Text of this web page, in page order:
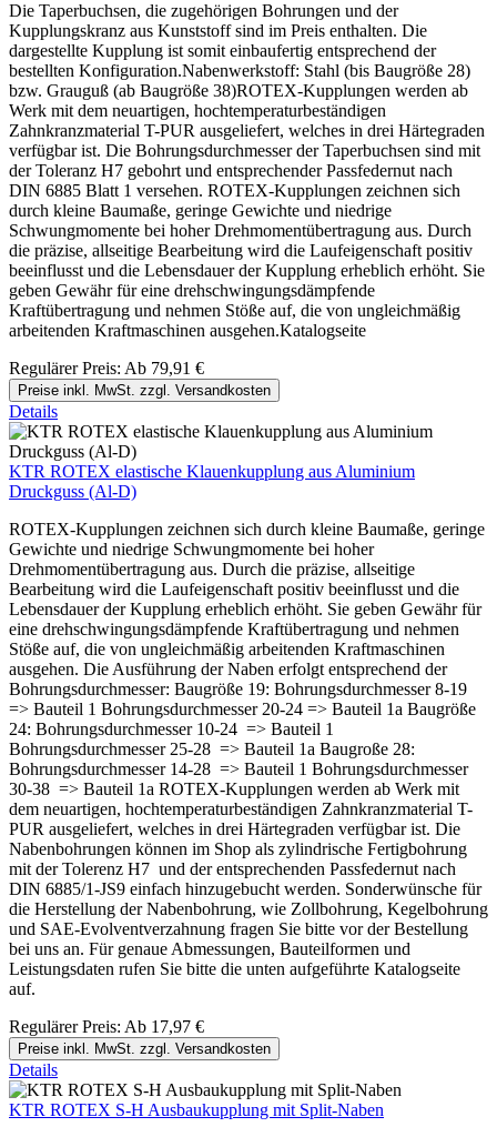
Die Taperbuchsen, die zugehörigen Bohrungen und der
Kupplungskranz aus Kunststoff sind im Preis enthalten. Die
dargestellte Kupplung ist somit einbaufertig entsprechend der
bestellten Konfiguration.Nabenwerkstoff: Stahl (bis Baugröße 28)
bzw. Grauguß (ab Baugröße 38)ROTEX-Kupplungen werden ab
Werk mit dem neuartigen, hochtemperaturbeständigen
Zahnkranzmaterial T-PUR ausgeliefert, welches in drei Härtegraden
verfügbar ist. Die Bohrungsdurchmesser der Taperbuchsen sind mit
der Toleranz H7 gebohrt und entsprechender Passfedernut nach
DIN 6885 Blatt 1 versehen. ROTEX-Kupplungen zeichnen sich
durch kleine Baumaße, geringe Gewichte und niedrige
Schwungmomente bei hoher Drehmomentübertragung aus. Durch
die präzise, allseitige Bearbeitung wird die Laufeigenschaft positiv
beeinflusst und die Lebensdauer der Kupplung erheblich erhöht. Sie
geben Gewähr für eine drehschwingungsdämpfende
Kraftübertragung und nehmen Stöße auf, die von ungleichmäßig
arbeitenden Kraftmaschinen ausgehen.Katalogseite
Regulärer Preis: Ab 79,91 €
Preise inkl. MwSt. zzgl. Versandkosten
Details
KTR ROTEX elastische Klauenkupplung aus Aluminium
Druckguss (Al-D)
ROTEX-Kupplungen zeichnen sich durch kleine Baumaße, geringe
Gewichte und niedrige Schwungmomente bei hoher
Drehmomentübertragung aus. Durch die präzise, allseitige
Bearbeitung wird die Laufeigenschaft positiv beeinflusst und die
Lebensdauer der Kupplung erheblich erhöht. Sie geben Gewähr für
eine drehschwingungsdämpfende Kraftübertragung und nehmen
Stöße auf, die von ungleichmäßig arbeitenden Kraftmaschinen
ausgehen. Die Ausführung der Naben erfolgt entsprechend der
Bohrungsdurchmesser: Baugröße 19: Bohrungsdurchmesser 8-19
=> Bauteil 1 Bohrungsdurchmesser 20-24 => Bauteil 1a Baugröße
24: Bohrungsdurchmesser 10-24 => Bauteil 1
Bohrungsdurchmesser 25-28 => Bauteil 1a Baugroße 28:
Bohrungsdurchmesser 14-28 => Bauteil 1 Bohrungsdurchmesser
30-38 => Bauteil 1a ROTEX-Kupplungen werden ab Werk mit
dem neuartigen, hochtemperaturbeständigen Zahnkranzmaterial T-
PUR ausgeliefert, welches in drei Härtegraden verfügbar ist. Die
Nabenbohrungen können im Shop als zylindrische Fertigbohrung
mit der Tolerenz H7 und der entsprechenden Passfedernut nach
DIN 6885/1-JS9 einfach hinzugebucht werden. Sonderwünsche für
die Herstellung der Nabenbohrung, wie Zollbohrung, Kegelbohrung
und SAE-Evolventverzahnung fragen Sie bitte vor der Bestellung
bei uns an. Für genaue Abmessungen, Bauteilformen und
Leistungsdaten rufen Sie bitte die unten aufgeführte Katalogseite
auf.
Regulärer Preis: Ab 17,97 €
Preise inkl. MwSt. zzgl. Versandkosten
Details
KTR ROTEX S-H Ausbaukupplung mit Split-Naben